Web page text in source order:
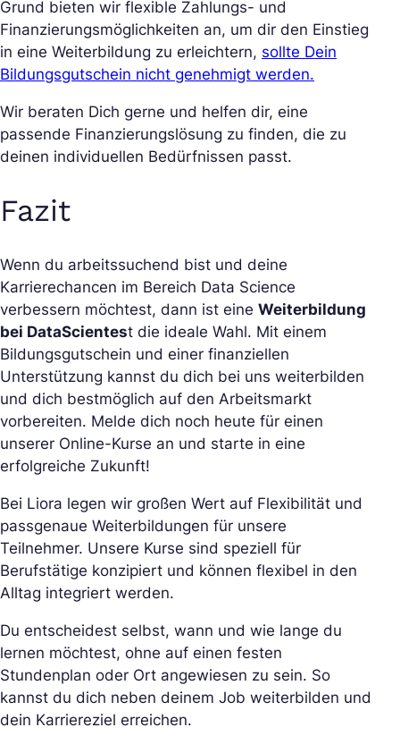
Grund bieten wir flexible Zahlungs- und
Finanzierungsmöglichkeiten an, um dir den Einstieg
in eine Weiterbildung zu erleichtern, sollte Dein
Bildungsgutschein nicht genehmigt werden.
Wir beraten Dich gerne und helfen dir, eine
passende Finanzierungslösung zu finden, die zu
deinen individuellen Bedürfnissen passt.
Fazit
Wenn du arbeitssuchend bist und deine
Karrierechancen im Bereich Data Science
verbessern möchtest, dann ist eine Weiterbildung
bei DataScientest die ideale Wahl. Mit einem
Bildungsgutschein und einer finanziellen
Unterstützung kannst du dich bei uns weiterbilden
und dich bestmöglich auf den Arbeitsmarkt
vorbereiten. Melde dich noch heute für einen
unserer Online-Kurse an und starte in eine
erfolgreiche Zukunft!
Bei Liora legen wir großen Wert auf Flexibilität und
passgenaue Weiterbildungen für unsere
Teilnehmer. Unsere Kurse sind speziell für
Berufstätige konzipiert und können flexibel in den
Alltag integriert werden.
Du entscheidest selbst, wann und wie lange du
lernen möchtest, ohne auf einen festen
Stundenplan oder Ort angewiesen zu sein. So
kannst du dich neben deinem Job weiterbilden und
dein Karriereziel erreichen.